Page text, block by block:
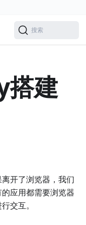
搜索
建
开了浏览器，我们
应用都需要浏览器
交互。